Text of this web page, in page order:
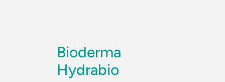
Bioderma
Hydrabio